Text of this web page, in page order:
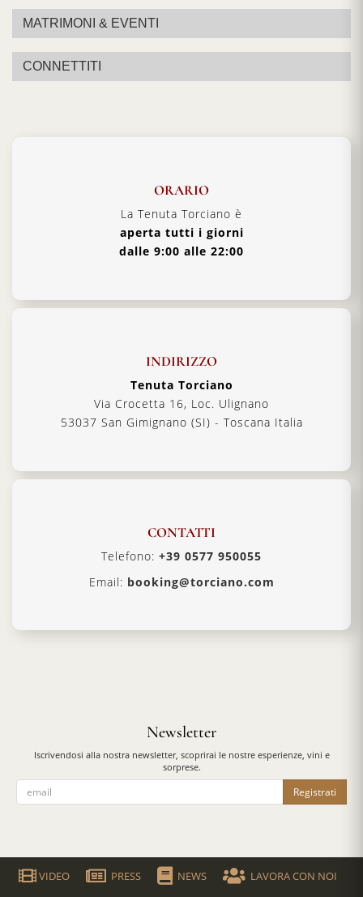
MATRIMONI & EVENTI
CONNETTITI
ORARIO
La Tenuta Torciano è
aperta tutti i giorni
dalle 9:00 alle 22:00
INDIRIZZO
Tenuta Torciano
Via Crocetta 16, Loc. Ulignano
53037 San Gimignano (SI) - Toscana Italia
CONTATTI
Telefono: +39 0577 950055
Email: booking@torciano.com
Newsletter
Iscrivendosi alla nostra newsletter, scoprirai le nostre esperienze, vini e
sorprese.
Registrati
VIDEO PRESS NEWS LAVORA CON NOI